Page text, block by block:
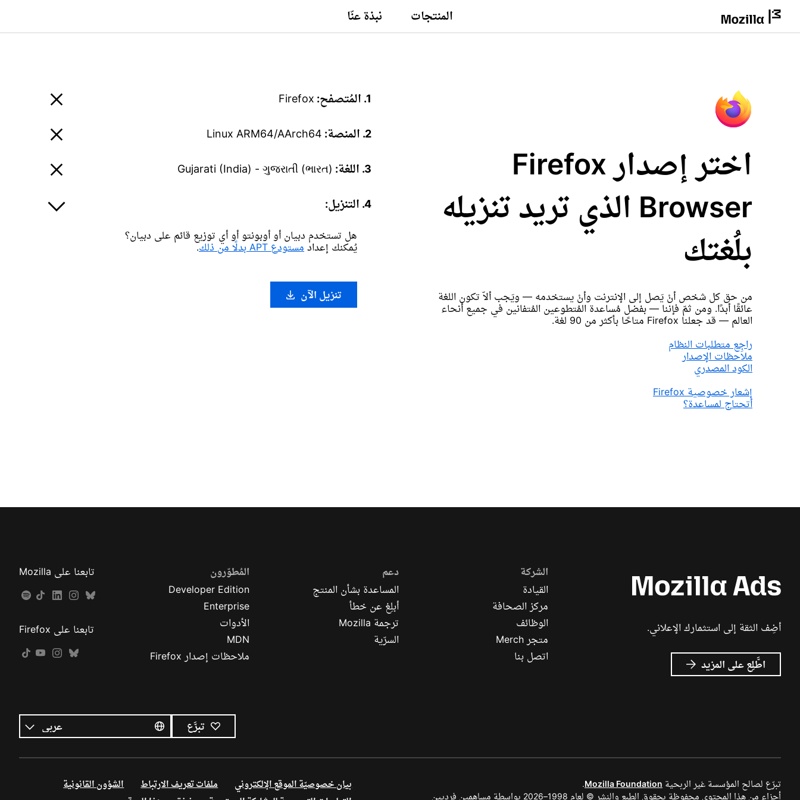
المنتجات نبذة عنّا
اختر إصدار Firefox
Browser الذي تريد تنزيله
بلُغتك
من حق كل شخص أنْ يَصل إلى الإنترنت وأنْ يستخدمه — ويَجب ألاّ تكون اللغة
عائقًا أبدًا. ومن ثمّ فإننا — بفضل مُساعدة المُتطوعين المُتفانين في جميع أنحاء
العالم — قد جعلنا Firefox متاحًا بأكثر من 90 لغة.
راجِع متطلبات النظام
ملاحظات الإصدار
الكود المصدري
إشعار خصوصية Firefox
أتحتاج لمساعدة؟
1. المُتصفح: Firefox
2. المنصة: Linux ARM64/AArch64
3. اللغة: Gujarati (India) - ગુજરાતી (ભારત)
4. التنزيل:
هل تستخدم دبيان أو أوبونتو أو أي توزيع قائم على دبيان؟
يُمكنك إعداد مستودع APT بدلًا من ذلك .
تنزيل الآن
أضِف الثقة إلى استثمارك الإعلاني.
اطَّلِع على المزيد عن
إعلانات
الشركة
القيادة
مركز الصحافة
الوظائف
متجر Merch
اتصل بنا
دعم
المساعدة بشأن المنتج
أبلِغ عن خطأ
ترجمة Mozilla
السرّية
المُطوّرون
Developer Edition
Enterprise
الأدوات
MDN
ملاحظات إصدار Firefox
تابعنا على Mozilla
تابعنا على Firefox
تبرَّع
اللغات
اللغة
تبرّع لصالح المؤسسة غير الربحية Mozilla Foundation
.
أجزاء من هذا المحتوى محفوظة بحقوق الطبع والنشر © لعام 1998–2026 بواسطة مساهمين فرديين
بيان خصوصيّة الموقع الإلكتروني ملفات تعريف الارتباط
الشؤون القانونية